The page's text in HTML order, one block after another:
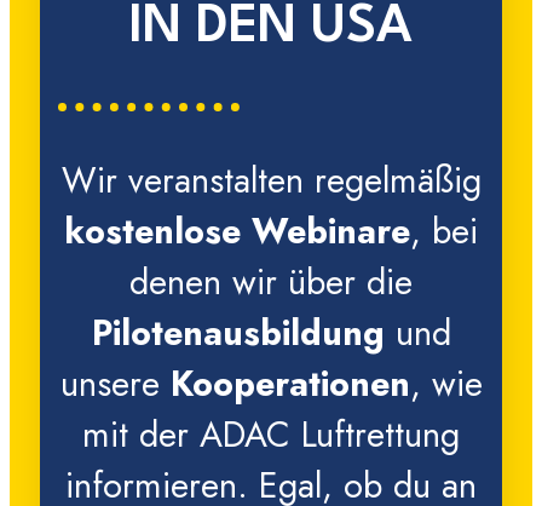
IN DEN USA
Wir veranstalten regelmäßig
kostenlose Webinare, bei
denen wir über die
Pilotenausbildung und
unsere Kooperationen, wie
mit der ADAC Luftrettung
informieren. Egal, ob du an